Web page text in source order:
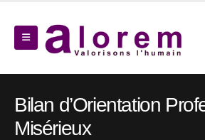
Bilan d’Orientation
Misérieux